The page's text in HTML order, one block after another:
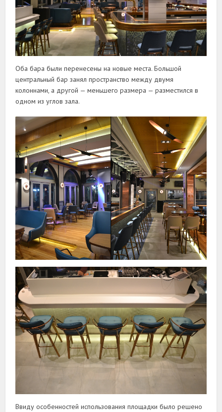
Оба бара были перенесены на новые места. Большой
центральный бар занял пространство между двумя
колоннами, а другой — меньшего размера — разместился в
одном из углов зала.
Ввиду особенностей использования площадки было решено